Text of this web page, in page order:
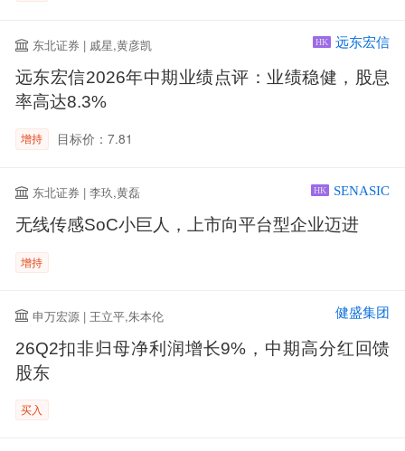
东北证券 | 戚星,黄彦凯 HK 远东宏信
远东宏信2026年中期业绩点评：业绩稳健，股息
率高达8.3%
增持 目标价：7.81
东北证券 | 李玖,黄磊 HK SENASIC
无线传感SoC小巨人，上市向平台型企业迈进
增持
申万宏源 | 王立平,朱本伦 健盛集团
26Q2扣非归母净利润增长9%，中期高分红回馈
股东
买入